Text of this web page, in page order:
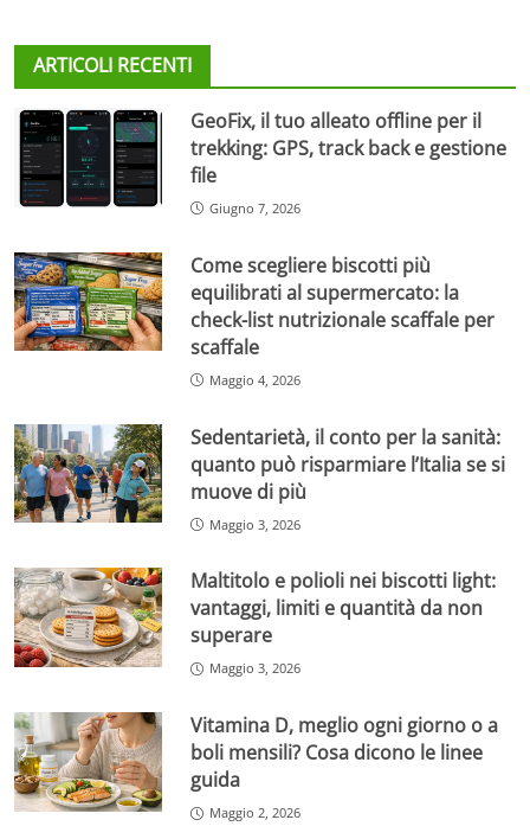
ARTICOLI RECENTI
GeoFix, il tuo alleato offline per il
trekking: GPS, track back e gestione
file
Giugno 7, 2026
Come scegliere biscotti più
equilibrati al supermercato: la
check-list nutrizionale scaffale per
scaffale
Maggio 4, 2026
Sedentarietà, il conto per la sanità:
quanto può risparmiare l’Italia se si
muove di più
Maggio 3, 2026
Maltitolo e polioli nei biscotti light:
vantaggi, limiti e quantità da non
superare
Maggio 3, 2026
Vitamina D, meglio ogni giorno o a
boli mensili? Cosa dicono le linee
guida
Maggio 2, 2026